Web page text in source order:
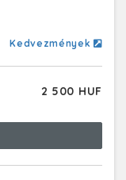
Kedvezmények
2 500 HUF